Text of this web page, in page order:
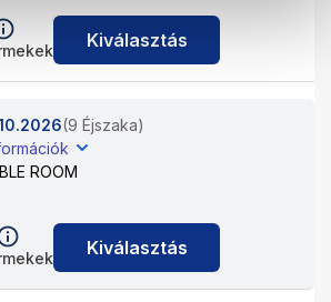
Kiválasztás
(9 Éjszaka)
ROOM
Kiválasztás